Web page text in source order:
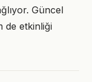
Güncel
de etkinliği